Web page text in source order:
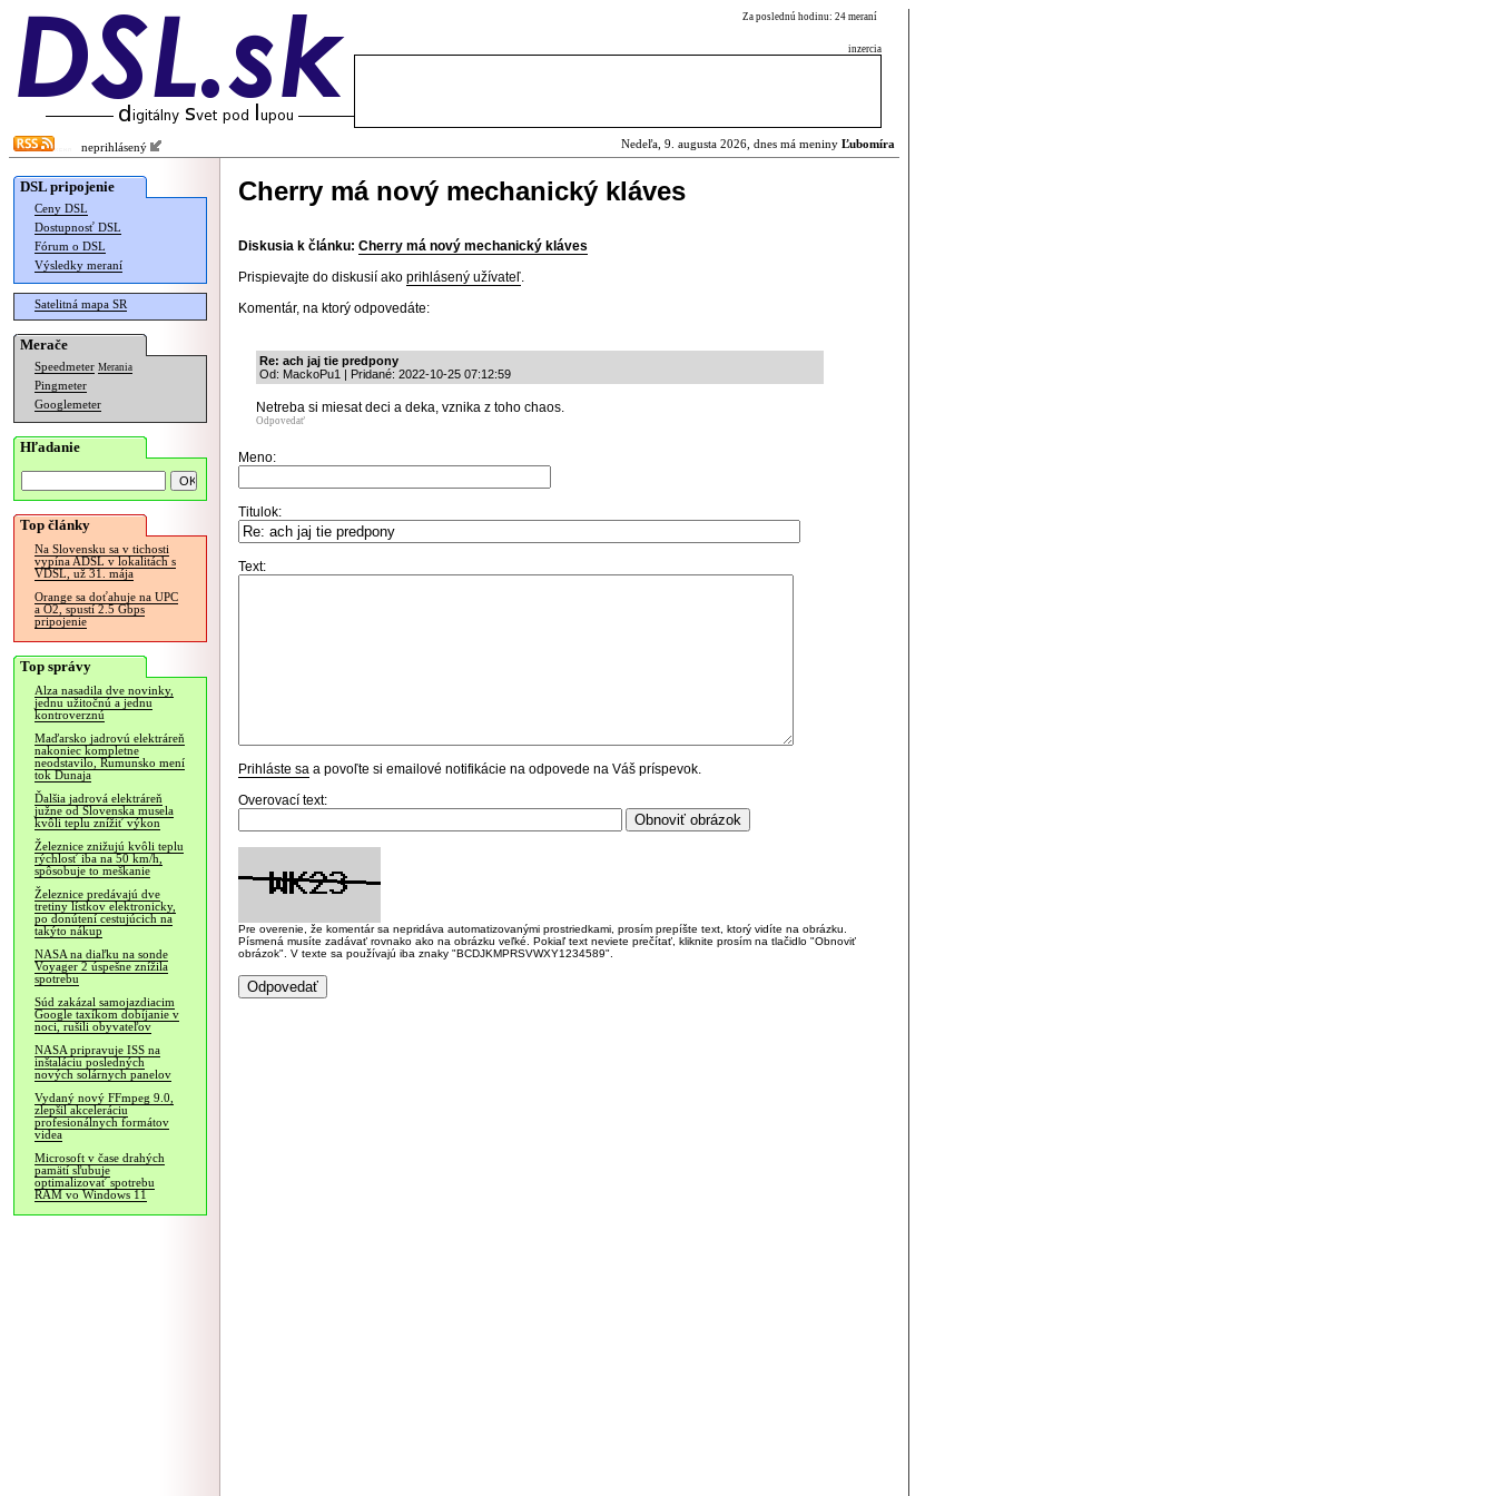
Za poslednú hodinu: 24 meraní
inzercia
neprihlásený Nedeľa, 9. augusta 2026, dnes má meniny Ľubomíra
DSL pripojenie
Ceny DSL
Dostupnosť DSL
Fórum o DSL
Výsledky meraní
Satelitná mapa SR
Merače
Speedmeter Merania
Pingmeter
Googlemeter
Hľadanie
Top články
Na Slovensku sa v tichosti
vypína ADSL v lokalitách s
VDSL, už 31. mája
Orange sa doťahuje na UPC
a O2, spustí 2.5 Gbps
pripojenie
Top správy
Alza nasadila dve novinky,
jednu užitočnú a jednu
kontroverznú
Maďarsko jadrovú elektráreň
nakoniec kompletne
neodstavilo, Rumunsko mení
tok Dunaja
Ďalšia jadrová elektráreň
južne od Slovenska musela
kvôli teplu znížiť výkon
Železnice znižujú kvôli teplu
rýchlosť iba na 50 km/h,
spôsobuje to meškanie
Železnice predávajú dve
tretiny lístkov elektronicky,
po donútení cestujúcich na
takýto nákup
NASA na diaľku na sonde
Voyager 2 úspešne znížila
spotrebu
Súd zakázal samojazdiacim
Google taxíkom dobíjanie v
noci, rušili obyvateľov
NASA pripravuje ISS na
inštaláciu posledných
nových solárnych panelov
Vydaný nový FFmpeg 9.0,
zlepšil akceleráciu
profesionálnych formátov
videa
Microsoft v čase drahých
pamätí sľubuje
optimalizovať spotrebu
RAM vo Windows 11
Cherry má nový mechanický kláves
Diskusia k článku: Cherry má nový mechanický kláves
Prispievajte do diskusií ako prihlásený užívateľ.
Komentár, na ktorý odpovedáte:
Re: ach jaj tie predpony
Od: MackoPu1 | Pridané: 2022-10-25 07:12:59
Netreba si miesat deci a deka, vznika z toho chaos.
Odpovedať
Meno:
Titulok:
Text:
Prihláste sa a povoľte si emailové notifikácie na odpovede na Váš príspevok.
Overovací text:
Pre overenie, že komentár sa nepridáva automatizovanými prostriedkami, prosím prepíšte text, ktorý vidíte na obrázku.
Písmená musíte zadávať rovnako ako na obrázku veľké. Pokiaľ text neviete prečítať, kliknite prosím na tlačidlo "Obnoviť
obrázok". V texte sa používajú iba znaky "BCDJKMPRSVWXY1234589".